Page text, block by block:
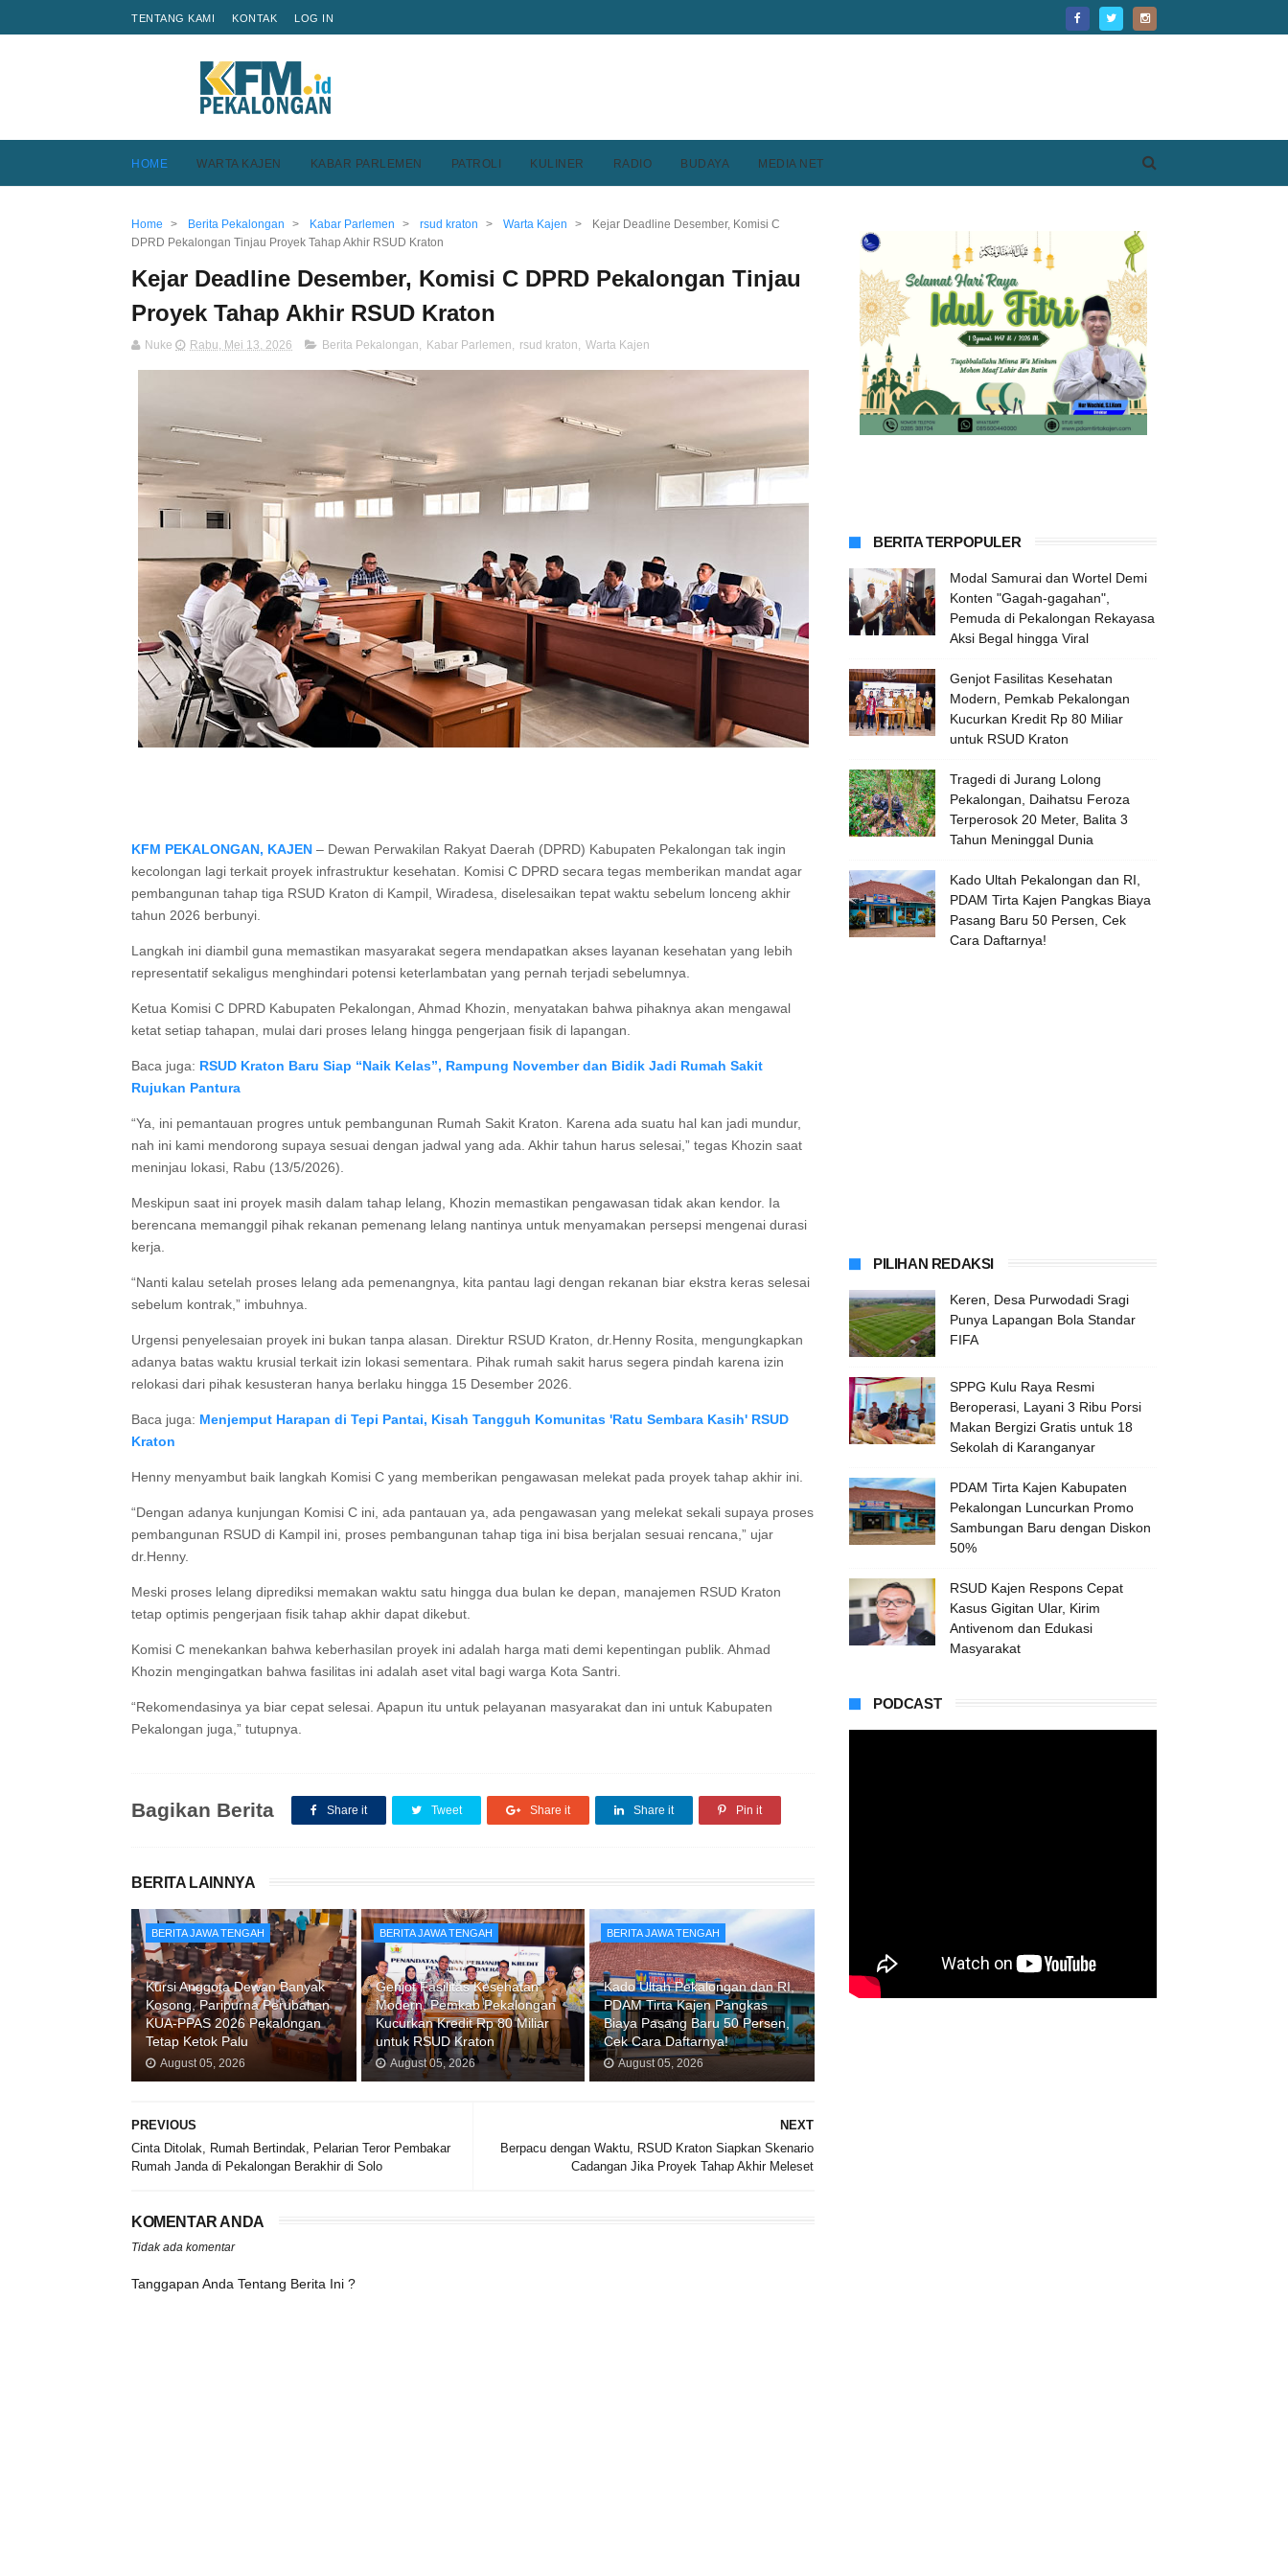
TENTANG KAMI KONTAK LOG IN
HOME WARTA KAJEN KABAR PARLEMEN PATROLI KULINER RADIO BUDAYA MEDIA NET
Home > Berita Pekalongan > Kabar Parlemen > rsud kraton > Warta Kajen >
Kejar Deadline Desember, Komisi C
DPRD Pekalongan Tinjau Proyek Tahap Akhir RSUD Kraton
Kejar Deadline Desember, Komisi C DPRD Pekalongan Tinjau
Proyek Tahap Akhir RSUD Kraton
Nuke Rabu, Mei 13, 2026 Berita Pekalongan, Kabar Parlemen, rsud kraton, Warta Kajen
KFM PEKALONGAN, KAJEN – Dewan Perwakilan Rakyat Daerah (DPRD) Kabupaten Pekalongan tak ingin
kecolongan lagi terkait proyek infrastruktur kesehatan. Komisi C DPRD secara tegas memberikan mandat agar
pembangunan tahap tiga RSUD Kraton di Kampil, Wiradesa, diselesaikan tepat waktu sebelum lonceng akhir
tahun 2026 berbunyi.
Langkah ini diambil guna memastikan masyarakat segera mendapatkan akses layanan kesehatan yang lebih
representatif sekaligus menghindari potensi keterlambatan yang pernah terjadi sebelumnya.
Ketua Komisi C DPRD Kabupaten Pekalongan, Ahmad Khozin, menyatakan bahwa pihaknya akan mengawal
ketat setiap tahapan, mulai dari proses lelang hingga pengerjaan fisik di lapangan.
Baca juga: RSUD Kraton Baru Siap “Naik Kelas”, Rampung November dan Bidik Jadi Rumah Sakit
Rujukan Pantura
“Ya, ini pemantauan progres untuk pembangunan Rumah Sakit Kraton. Karena ada suatu hal kan jadi mundur,
nah ini kami mendorong supaya sesuai dengan jadwal yang ada. Akhir tahun harus selesai,” tegas Khozin saat
meninjau lokasi, Rabu (13/5/2026).
Meskipun saat ini proyek masih dalam tahap lelang, Khozin memastikan pengawasan tidak akan kendor. Ia
berencana memanggil pihak rekanan pemenang lelang nantinya untuk menyamakan persepsi mengenai durasi
kerja.
“Nanti kalau setelah proses lelang ada pemenangnya, kita pantau lagi dengan rekanan biar ekstra keras selesai
sebelum kontrak,” imbuhnya.
Urgensi penyelesaian proyek ini bukan tanpa alasan. Direktur RSUD Kraton, dr.Henny Rosita, mengungkapkan
adanya batas waktu krusial terkait izin lokasi sementara. Pihak rumah sakit harus segera pindah karena izin
relokasi dari pihak kesusteran hanya berlaku hingga 15 Desember 2026.
Baca juga: Menjemput Harapan di Tepi Pantai, Kisah Tangguh Komunitas 'Ratu Sembara Kasih' RSUD
Kraton
Henny menyambut baik langkah Komisi C yang memberikan pengawasan melekat pada proyek tahap akhir ini.
“Dengan adanya kunjungan Komisi C ini, ada pantauan ya, ada pengawasan yang melekat sekali supaya proses
pembangunan RSUD di Kampil ini, proses pembangunan tahap tiga ini bisa berjalan sesuai rencana,” ujar
dr.Henny.
Meski proses lelang diprediksi memakan waktu satu hingga dua bulan ke depan, manajemen RSUD Kraton
tetap optimis pengerjaan fisik tahap akhir dapat dikebut.
Komisi C menekankan bahwa keberhasilan proyek ini adalah harga mati demi kepentingan publik. Ahmad
Khozin mengingatkan bahwa fasilitas ini adalah aset vital bagi warga Kota Santri.
“Rekomendasinya ya biar cepat selesai. Apapun itu untuk pelayanan masyarakat dan ini untuk Kabupaten
Pekalongan juga,” tutupnya.
Bagikan Berita Share it Tweet Share it Share it Pin it
BERITA LAINNYA
BERITA JAWA TENGAH
Kursi Anggota Dewan Banyak
Kosong, Paripurna Perubahan
KUA-PPAS 2026 Pekalongan
Tetap Ketok Palu
August 05, 2026
BERITA JAWA TENGAH
Genjot Fasilitas Kesehatan
Modern, Pemkab Pekalongan
Kucurkan Kredit Rp 80 Miliar
untuk RSUD Kraton
August 05, 2026
BERITA JAWA TENGAH
Kado Ultah Pekalongan dan RI,
PDAM Tirta Kajen Pangkas
Biaya Pasang Baru 50 Persen,
Cek Cara Daftarnya!
August 05, 2026
NEXT
Berpacu dengan Waktu, RSUD Kraton Siapkan Skenario
Cadangan Jika Proyek Tahap Akhir Meleset
PREVIOUS
Cinta Ditolak, Rumah Bertindak, Pelarian Teror Pembakar
Rumah Janda di Pekalongan Berakhir di Solo
KOMENTAR ANDA
Tidak ada komentar
Tanggapan Anda Tentang Berita Ini ?
BERITA TERPOPULER
Modal Samurai dan Wortel Demi
Konten "Gagah-gagahan",
Pemuda di Pekalongan Rekayasa
Aksi Begal hingga Viral
Genjot Fasilitas Kesehatan
Modern, Pemkab Pekalongan
Kucurkan Kredit Rp 80 Miliar
untuk RSUD Kraton
Tragedi di Jurang Lolong
Pekalongan, Daihatsu Feroza
Terperosok 20 Meter, Balita 3
Tahun Meninggal Dunia
Kado Ultah Pekalongan dan RI,
PDAM Tirta Kajen Pangkas Biaya
Pasang Baru 50 Persen, Cek
Cara Daftarnya!
PILIHAN REDAKSI
Keren, Desa Purwodadi Sragi
Punya Lapangan Bola Standar
FIFA
SPPG Kulu Raya Resmi
Beroperasi, Layani 3 Ribu Porsi
Makan Bergizi Gratis untuk 18
Sekolah di Karanganyar
PDAM Tirta Kajen Kabupaten
Pekalongan Luncurkan Promo
Sambungan Baru dengan Diskon
50%
RSUD Kajen Respons Cepat
Kasus Gigitan Ular, Kirim
Antivenom dan Edukasi
Masyarakat
PODCAST